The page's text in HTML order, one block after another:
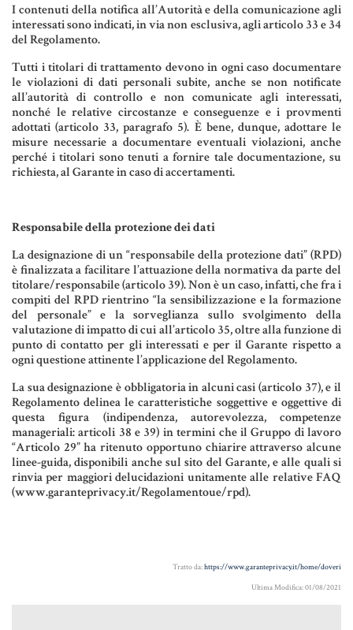
I contenuti della notifica all’Autorità e della comunicazione agli
interessati sono indicati, in via non esclusiva, agli articolo 33 e 34
del Regolamento.
Tutti i titolari di trattamento devono in ogni caso documentare
le violazioni di dati personali subite, anche se non notificate
all’autorità di controllo e non comunicate agli interessati,
nonché le relative circostanze e conseguenze e i provmenti
adottati (articolo 33, paragrafo 5). È bene, dunque, adottare le
misure necessarie a documentare eventuali violazioni, anche
perché i titolari sono tenuti a fornire tale documentazione, su
richiesta, al Garante in caso di accertamenti.
Responsabile della protezione dei dati
La designazione di un “responsabile della protezione dati” (RPD)
è finalizzata a facilitare l’attuazione della normativa da parte del
titolare/responsabile (articolo 39). Non è un caso, infatti, che fra i
compiti del RPD rientrino “la sensibilizzazione e la formazione
del personale” e la sorveglianza sullo svolgimento della
valutazione di impatto di cui all’articolo 35, oltre alla funzione di
punto di contatto per gli interessati e per il Garante rispetto a
ogni questione attinente l’applicazione del Regolamento.
La sua designazione è obbligatoria in alcuni casi (articolo 37), e il
Regolamento delinea le caratteristiche soggettive e oggettive di
questa figura (indipendenza, autorevolezza, competenze
manageriali: articoli 38 e 39) in termini che il Gruppo di lavoro
“Articolo 29” ha ritenuto opportuno chiarire attraverso alcune
linee-guida, disponibili anche sul sito del Garante, e alle quali si
rinvia per maggiori delucidazioni unitamente alle relative FAQ
(www.garanteprivacy.it/Regolamentoue/rpd).
Tratto da:https://www.garanteprivacy.it/home/doveri
Ultima Modifica: 01/08/2021